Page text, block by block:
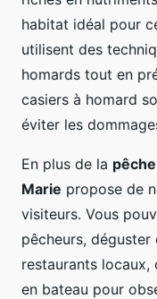
habitat idéal pour
utilisent des
homards tout en
casiers à homard
éviter les
En plus de la
Marie propose de
visiteurs. Vous
pêcheurs,
restaurants
en bateau pour